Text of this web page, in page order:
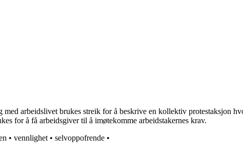
arbeidslivet brukes streik for å beskrive en kollektiv protestaksjon
for å få arbeidsgiver til å imøtekomme arbeidstakernes krav.
• vennlighet • selvoppofrende •